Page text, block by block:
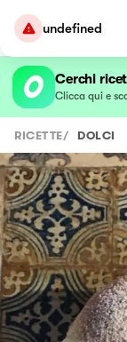
undefined
Cerchi
Clicca qui e
RICETTE/ DOLCI